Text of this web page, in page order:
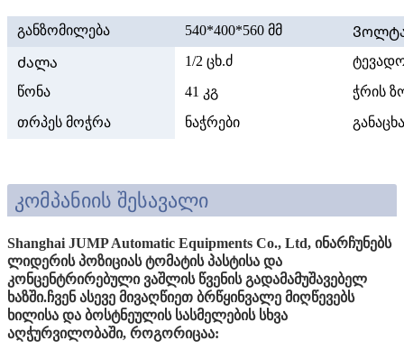
განზომილება 540*400*560 მმ
Ძალა
1/2 ცხ.ძ
წონა
41 კგ
ჭრის
თრპეს მოჭრა
ნაჭრები
კომპანიის შესავალი
Shanghai JUMP Automatic Equipments Co., Ltd, ინარჩუნებს
ლიდერის პოზიციას ტომატის პასტისა და
კონცენტრირებული ვაშლის წვენის გადამამუშავებელ
ხაზში.ჩვენ ასევე მივაღწიეთ ბრწყინვალე მიღწევებს
ხილისა და ბოსტნეულის სასმელების სხვა
აღჭურვილობაში, როგორიცაა: